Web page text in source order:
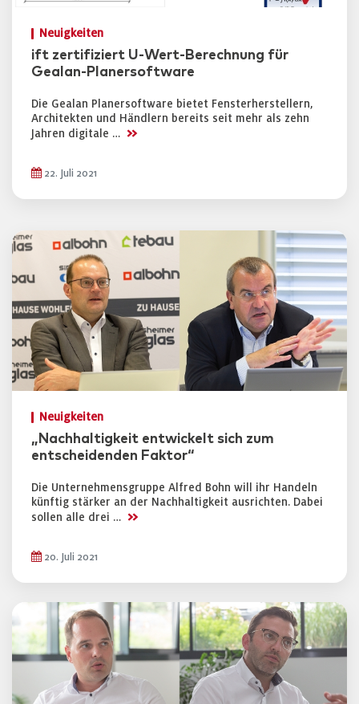
Neuigkeiten
ift zertifiziert U-Wert-Berechnung für
Gealan-Planersoftware
Die Gealan Planersoftware bietet Fensterherstellern,
Architekten und Händlern bereits seit mehr als zehn
Jahren digitale … >>
22. Juli 2021
Neuigkeiten
„Nachhaltigkeit entwickelt sich zum
entscheidenden Faktor“
Die Unternehmensgruppe Alfred Bohn will ihr Handeln
künftig stärker an der Nachhaltigkeit ausrichten. Dabei
sollen alle drei … >>
20. Juli 2021